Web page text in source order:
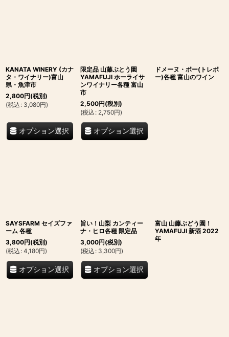
KANATA WINERY (カナ
タ・ワイナリー)富山
県・魚津市
2,800円(税別)
(税込 : 3,080円)
オプション選択
限定品 山藤ぶとう園
YAMAFUJI ホーライサ
ンワイナリー各種 富山
市
2,500円(税別)
(税込 : 2,750円)
オプション選択
ドメーヌ・ボー(トレボ
ー)各種 富山のワイン
SAYSFARM セイズファ
ーム 各種
3,800円(税別)
(税込 : 4,180円)
オプション選択
旨い！山梨 カンティー
ナ・ヒロ各種 限定品
3,000円(税別)
(税込 : 3,300円)
オプション選択
富山 山藤ぶどう園！
YAMAFUJI 新酒 2022
年